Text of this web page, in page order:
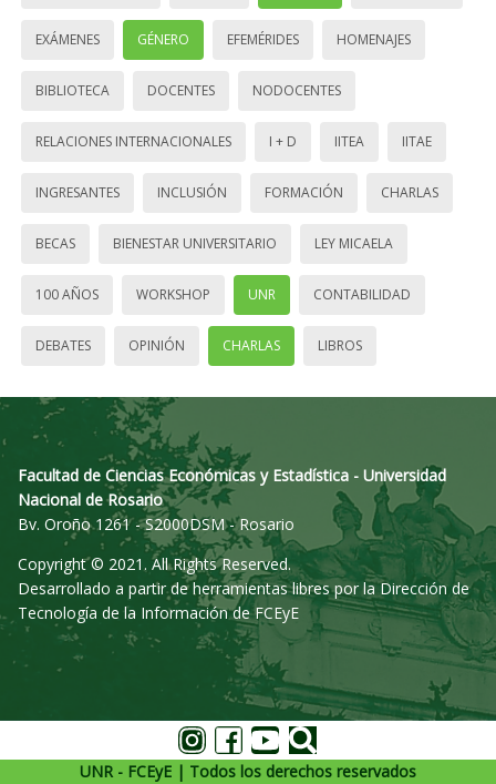
EXÁMENES GÉNERO EFEMÉRIDES HOMENAJES
BIBLIOTECA DOCENTES NODOCENTES
RELACIONES INTERNACIONALES I + D IITEA IITAE
INGRESANTES INCLUSIÓN FORMACIÓN CHARLAS
BECAS BIENESTAR UNIVERSITARIO LEY MICAELA
100 AÑOS WORKSHOP UNR CONTABILIDAD
DEBATES OPINIÓN CHARLAS LIBROS
Facultad de Ciencias Económicas y Estadística - Universidad
Nacional de Rosario
Bv. Oroño 1261 - S2000DSM - Rosario
Copyright © 2021. All Rights Reserved.
Desarrollado a partir de herramientas libres por la Dirección de
Tecnología de la Información de FCEyE
UNR - FCEyE | Todos los derechos reservados